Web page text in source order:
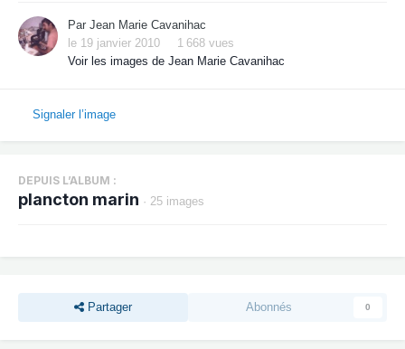
Par Jean Marie Cavanihac
le 19 janvier 2010
1 668 vues
Voir les images de Jean Marie Cavanihac
Signaler l’image
DEPUIS L’ALBUM :
plancton marin · 25 images
Partager Abonnés 0